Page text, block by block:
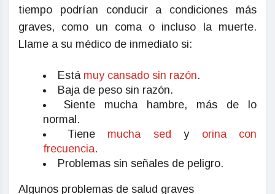
tiempo podrían conducir a condiciones más
graves, como un coma o incluso la muerte.
Llame a su médico de inmediato si:
Está muy cansado sin razón.
Baja de peso sin razón.
Siente mucha hambre, más de lo
normal.
Tiene mucha sed y orina con
frecuencia.
Problemas sin señales de peligro.
Algunos problemas de salud graves